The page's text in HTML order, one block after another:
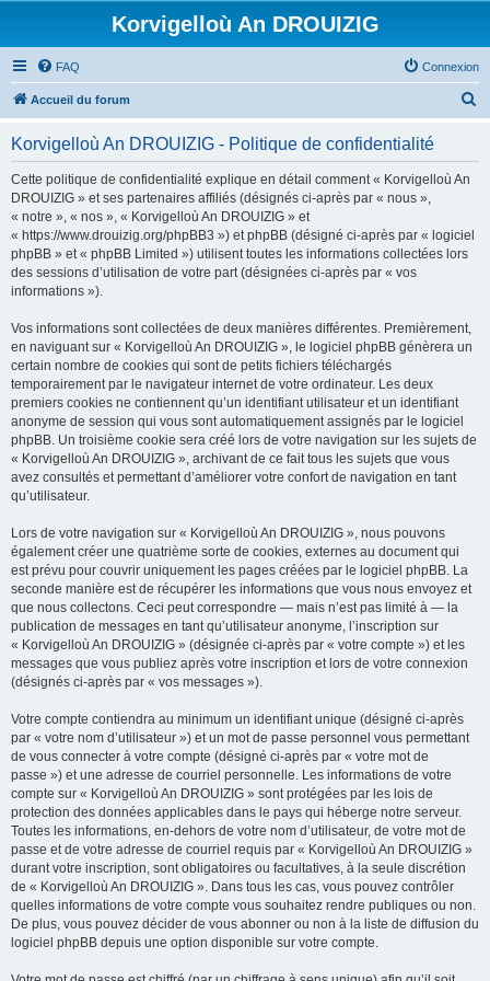
Korvigelloù An DROUIZIG
FAQ Connexion
Accueil du forum
Korvigelloù An DROUIZIG - Politique de confidentialité
Cette politique de confidentialité explique en détail comment « Korvigelloù An
DROUIZIG » et ses partenaires affiliés (désignés ci-après par « nous »,
« notre », « nos », « Korvigelloù An DROUIZIG » et
« https://www.drouizig.org/phpBB3 ») et phpBB (désigné ci-après par « logiciel
phpBB » et « phpBB Limited ») utilisent toutes les informations collectées lors
des sessions d’utilisation de votre part (désignées ci-après par « vos
informations »).
Vos informations sont collectées de deux manières différentes. Premièrement,
en naviguant sur « Korvigelloù An DROUIZIG », le logiciel phpBB génèrera un
certain nombre de cookies qui sont de petits fichiers téléchargés
temporairement par le navigateur internet de votre ordinateur. Les deux
premiers cookies ne contiennent qu’un identifiant utilisateur et un identifiant
anonyme de session qui vous sont automatiquement assignés par le logiciel
phpBB. Un troisième cookie sera créé lors de votre navigation sur les sujets de
« Korvigelloù An DROUIZIG », archivant de ce fait tous les sujets que vous
avez consultés et permettant d’améliorer votre confort de navigation en tant
qu’utilisateur.
Lors de votre navigation sur « Korvigelloù An DROUIZIG », nous pouvons
également créer une quatrième sorte de cookies, externes au document qui
est prévu pour couvrir uniquement les pages créées par le logiciel phpBB. La
seconde manière est de récupérer les informations que vous nous envoyez et
que nous collectons. Ceci peut correspondre — mais n’est pas limité à — la
publication de messages en tant qu’utilisateur anonyme, l’inscription sur
« Korvigelloù An DROUIZIG » (désignée ci-après par « votre compte ») et les
messages que vous publiez après votre inscription et lors de votre connexion
(désignés ci-après par « vos messages »).
Votre compte contiendra au minimum un identifiant unique (désigné ci-après
par « votre nom d’utilisateur ») et un mot de passe personnel vous permettant
de vous connecter à votre compte (désigné ci-après par « votre mot de
passe ») et une adresse de courriel personnelle. Les informations de votre
compte sur « Korvigelloù An DROUIZIG » sont protégées par les lois de
protection des données applicables dans le pays qui héberge notre serveur.
Toutes les informations, en-dehors de votre nom d’utilisateur, de votre mot de
passe et de votre adresse de courriel requis par « Korvigelloù An DROUIZIG »
durant votre inscription, sont obligatoires ou facultatives, à la seule discrétion
de « Korvigelloù An DROUIZIG ». Dans tous les cas, vous pouvez contrôler
quelles informations de votre compte vous souhaitez rendre publiques ou non.
De plus, vous pouvez décider de vous abonner ou non à la liste de diffusion du
logiciel phpBB depuis une option disponible sur votre compte.